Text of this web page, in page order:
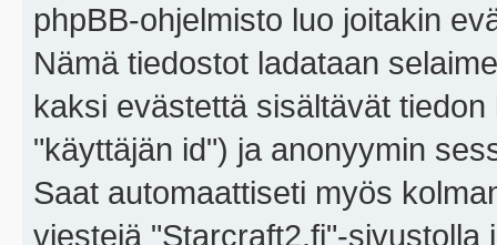
phpBB-ohjelmisto luo joitakin
Nämä tiedostot ladataan
kaksi evästettä sisältävät
"käyttäjän id") ja anonyymin
Saat automaattiseti myös
viestejä "Starcraft2.fi"-sivustolla